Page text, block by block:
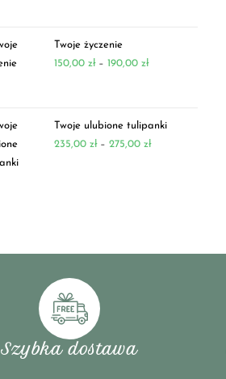
Twoje życzenie
150,00 zł – 190,00 zł
Twoje ulubione tulipanki
235,00 zł – 275,00 zł
Szybka dostawa